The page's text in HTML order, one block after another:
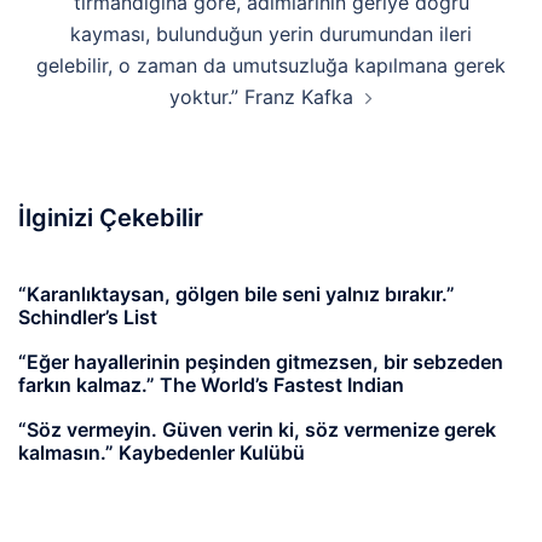
kayması, bulunduğun yerin durumundan ileri
gelebilir, o zaman da umutsuzluğa kapılmana gerek
yoktur.” Franz Kafka
İlginizi Çekebilir
“Karanlıktaysan, gölgen bile seni yalnız bırakır.”
Schindler’s List
“Eğer hayallerinin peşinden gitmezsen, bir sebzeden
farkın kalmaz.” The World’s Fastest Indian
“Söz vermeyin. Güven verin ki, söz vermenize gerek
kalmasın.” Kaybedenler Kulübü